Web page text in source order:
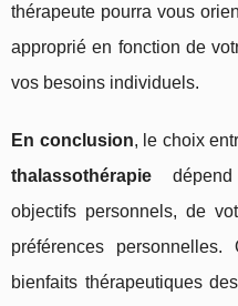
thérapeute pourra vous
approprié en fonction de
vos besoins individuels.
En conclusion, le choix
thalassothérapie
objectifs personnels, de
préférences
bienfaits thérapeutiques